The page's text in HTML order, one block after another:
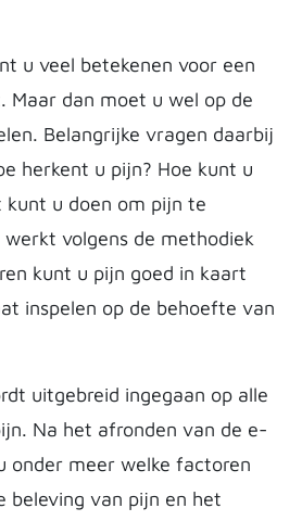
u veel betekenen voor een
Maar dan moet u wel op de
Belangrijke vragen daarbij
herkent u pijn? Hoe kunt u
kunt u doen om pijn te
werkt volgens de methodiek
kunt u pijn goed in kaart
inspelen op de behoefte van
uitgebreid ingegaan op alle
Na het afronden van de e-
onder meer welke factoren
beleving van pijn en het